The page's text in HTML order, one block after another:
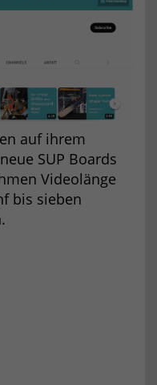
auf ihrem
SUP Boards
Videolänge
bis sieben